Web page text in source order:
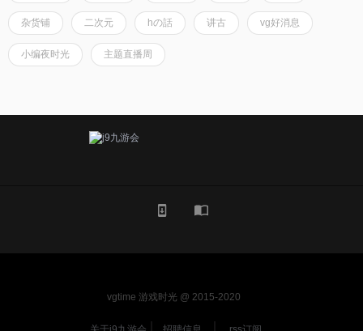
杂货铺 二次元 hの話 讲古 vg好消息
小编夜时光 主题直播周
vgtime 游戏时光 @ 2015-2020